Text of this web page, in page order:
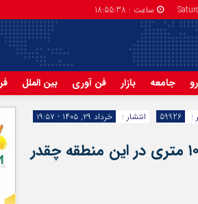
ساعت : 18:55:39
جامعه بازار فن آوری بین الملل
انتشار : خرداد ۲۹, ۱۴۰۵ - ۱۹:۵۷ :
59926
لیست قیمت اجاره مسکن در گوهردشت | اجاره آپارتمان ۱۰۰ متری در این منطقه چقدر